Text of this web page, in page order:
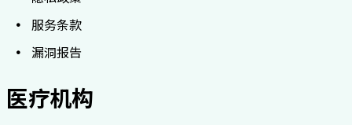
服务条款
漏洞报告
医疗机构